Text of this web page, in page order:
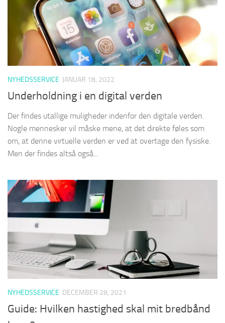
NYHEDSSERVICE JANUAR 18, 2022
Underholdning i en digital verden
Der findes utallige muligheder indenfor den digitale verden.
Nogle mennesker vil måske mene, at det direkte føles som
om, at denne virtuelle verden er ved at overtage den fysiske.
Men der findes altså også...
NYHEDSSERVICE DECEMBER 28, 2021
Guide: Hvilken hastighed skal mit bredbånd